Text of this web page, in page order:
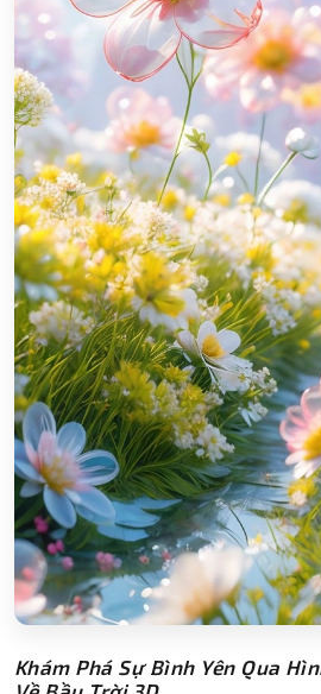
Khám Phá Sự Bình Yên Qua